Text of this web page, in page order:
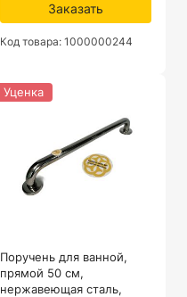
Заказать
Код товара: 1000000244
Поручень для ванной,
прямой 50 см,
нержавеющая сталь,
Уценка